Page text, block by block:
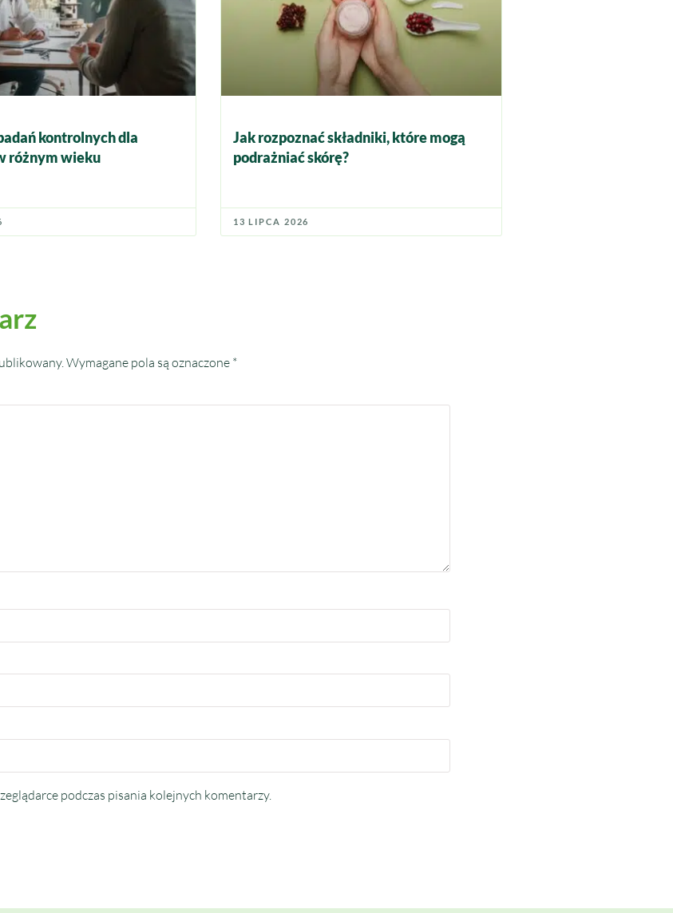
kontrolnych dla
różnym wieku
Jak rozpoznać składniki, które mogą
podrażniać skórę?
13 LIPCA 2026
Wymagane pola są oznaczone *
podczas pisania kolejnych komentarzy.